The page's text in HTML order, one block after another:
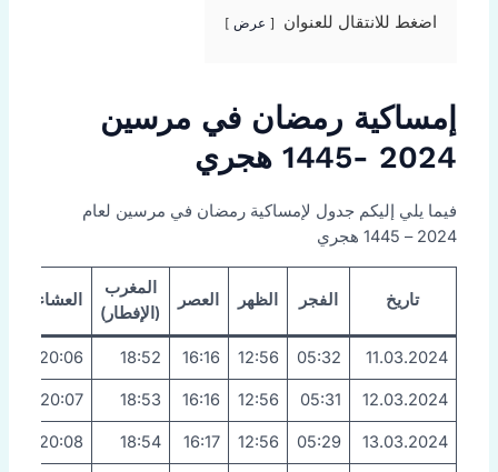
اضغط للانتقال للعنوان عرض
إمساكية رمضان في مرسين
2024 -1445 هجري
فيما يلي إليكم جدول لإمساكية رمضان في مرسين لعام
2024 – 1445 هجري
تاريخ الفجر الظهر العصر
المغرب
(الإفطار)
العشاء
11.03.2024
05:32
12:56
16:16
18:52
20:06
12.03.2024
05:31
12:56
16:16
18:53
20:07
13.03.2024
05:29
12:56
16:17
18:54
20:08